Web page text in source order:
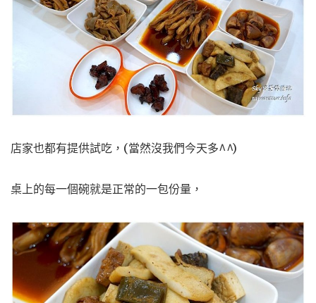
店家也都有提供試吃，(當然沒我們今天多^^)
桌上的每一個碗就是正常的一包份量，